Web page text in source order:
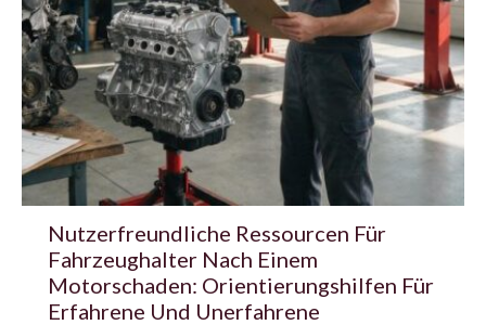
Nutzerfreundliche Ressourcen Für
Fahrzeughalter Nach Einem
Motorschaden: Orientierungshilfen Für
Erfahrene Und Unerfahrene